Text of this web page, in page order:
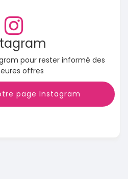
pour rester informé des
offres
page Instagram